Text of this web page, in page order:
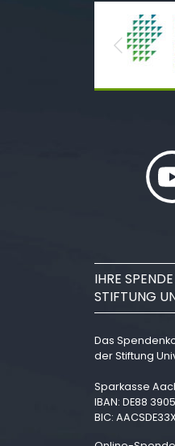
Previous
IHRE SPENDE
STIFTUNG
Das
der Stiftung
Sparkasse
IBAN: DE88
BIC: